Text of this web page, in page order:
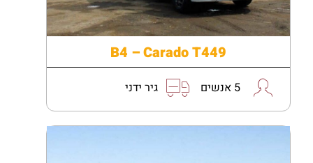
B4 – Carado T449
5 אנשים גיר ידני